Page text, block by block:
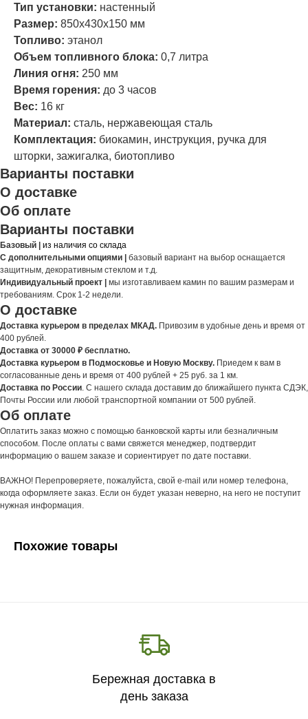
Тип установки: настенный
Размер: 850х430х150 мм
Топливо: этанол
Объем топливного блока: 0,7 литра
Линия огня: 250 мм
Время горения: до 3 часов
Вес: 16 кг
Материал: сталь, нержавеющая сталь
Комплектация: биокамин, инструкция, ручка для
шторки, зажигалка, биотопливо
Варианты поставки
О доставке
Об оплате
Варианты поставки
Базовый | из наличия со склада
С дополнительными опциями | базовый вариант на выбор оснащается
защитным, декоративным стеклом и т.д.
Индивидуальный проект | мы изготавливаем камин по вашим размерам и
требованиям. Срок 1-2 недели.
О доставке
Доставка курьером в пределах МКАД. Привозим в удобные день и время от
400 рублей.
Доставка от 30000 ₽ бесплатно.
Доставка курьером в Подмосковье и Новую Москву. Приедем к вам в
согласованные день и время от 400 рублей + 25 руб. за 1 км.
Доставка по России. С нашего склада доставим до ближайшего пункта СДЭК,
Почты России или любой транспортной компании от 500 рублей.
Об оплате
Оплатить заказ можно с помощью банковской карты или безналичным
способом. После оплаты с вами свяжется менеджер, подтвердит
информацию о вашем заказе и сориентирует по дате поставки.
ВАЖНО! Перепроверяете, пожалуйста, свой e-mail или номер телефона,
когда оформляете заказ. Если он будет указан неверно, на него не поступит
нужная информация.
Похожие товары
Бережная доставка в
день заказа